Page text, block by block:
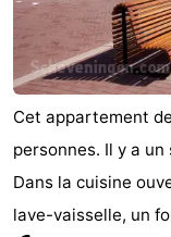
Cet appartement
personnes. Il y a
Dans la cuisine
lave-vaisselle, un